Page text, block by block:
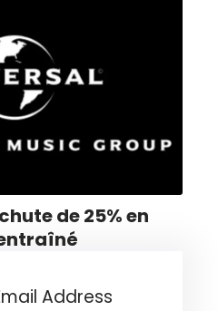
de 25% en
Address